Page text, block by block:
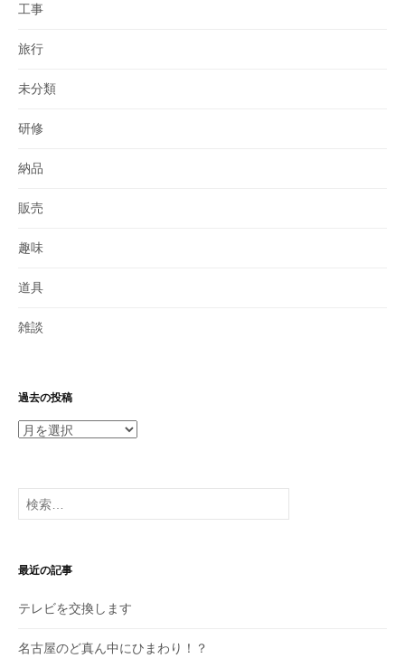
工事
旅行
未分類
研修
納品
販売
趣味
道具
雑談
過去の投稿
過
投
稿
検
索:
最近の記事
テレビを交換します
名古屋のど真ん中にひまわり！？